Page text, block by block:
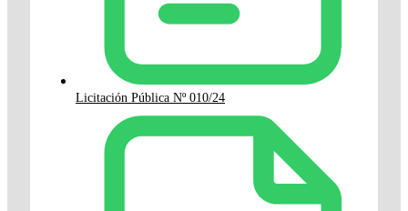
Licitación Pública Nº 010/24